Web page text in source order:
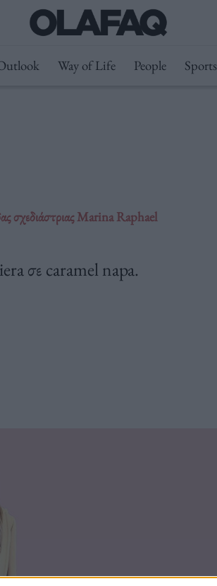
Way of Life People Sports
σχεδιάστριας Marina Raphael
σε caramel napa.